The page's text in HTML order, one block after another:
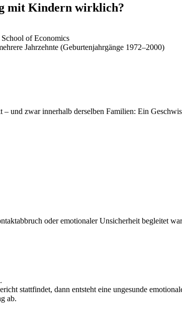
mit Kindern wirklich?
of Economics
Jahrzehnte (Geburtenjahrgänge 1972–2000)
und zwar innerhalb derselben Familien: Ein
oder emotionaler Unsicherheit begleitet
stattfindet, dann entsteht eine ungesunde
ab.